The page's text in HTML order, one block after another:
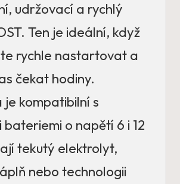
udržovací a rychlý
Ten je ideální, když
rychle nastartovat a
čekat hodiny.
je kompatibilní s
bateriemi o napětí 6 i 12
tekutý elektrolyt,
nebo technologii